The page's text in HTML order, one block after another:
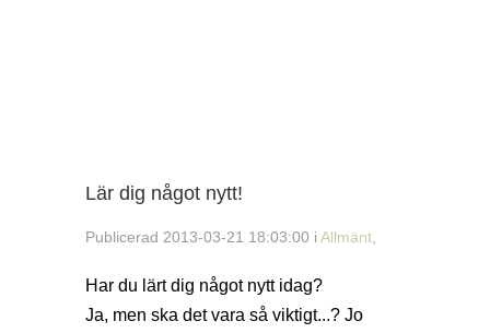
Lär dig något nytt!
Publicerad 2013-03-21 18:03:00 i Allmänt
Har du lärt dig något nytt idag?
Ja, men ska det vara så viktigt...? Jo